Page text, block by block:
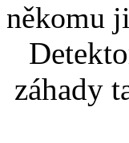
někomu
záhady